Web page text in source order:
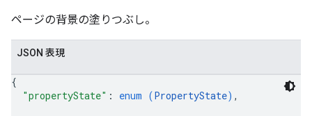
ページの背景の塗りつぶし。
JSON 表現
{
"propertyState" : enum (PropertyState) ,